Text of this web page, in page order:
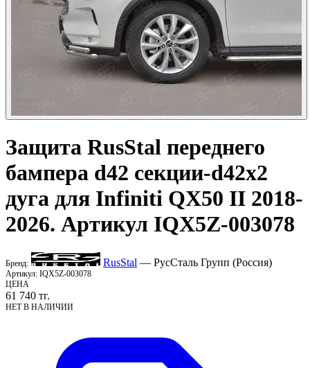
Защита RusStal переднего
бампера d42 секции-d42х2
дуга для Infiniti QX50 II 2018-
2026. Артикул IQX5Z-003078
Бренд: RusStal — РусСталь Групп (Россия)
Артикул: IQX5Z-003078
ЦЕНА
61 740 тг.
НЕТ В НАЛИЧИИ